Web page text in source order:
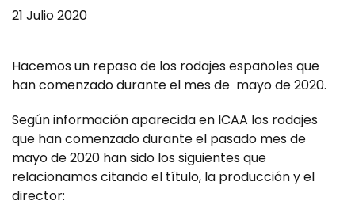
21 Julio 2020
Hacemos un repaso de los rodajes españoles que
han comenzado durante el mes de mayo de 2020.
Según información aparecida en ICAA los rodajes
que han comenzado durante el pasado mes de
mayo de 2020 han sido los siguientes que
relacionamos citando el título, la producción y el
director: